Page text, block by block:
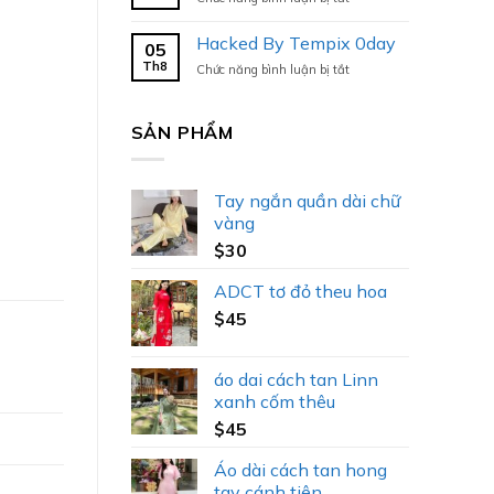
Tempix
0day
05
Th8
Hacked By Tempix 0day
Chức năng bình luận bị tắtở
SẢN PHẨM
Tay ngắn quần dài chữ
vàng
$30
ADCT tơ đỏ theu hoa
$45
áo dai cách tan Linn
xanh cốm thêu
$45
Áo dài cách tan hong